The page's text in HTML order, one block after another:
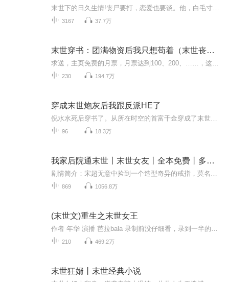
3167 37.7万
末世穿书：团满物资后我只想苟着（末世丧尸沙雕搞笑）
230 194.7万
穿成末世炮灰后我跟反派HE了
96 18.3万
我家后院通末世丨末世女友丨全本免费丨多人有声剧
869 1056.8万
(末世文)重生之末世女王
210 469.2万
末世狂婿丨末世经典小说